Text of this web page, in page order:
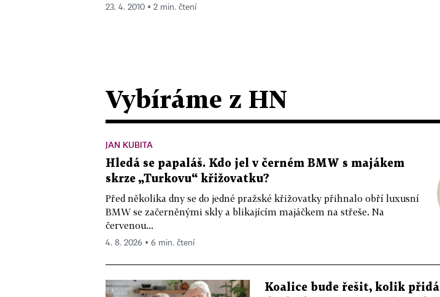
23. 4. 2010 ▪ 2 min. čtení
Vybíráme z HN
JAN KUBITA
Hledá se papaláš. Kdo jel v černém BMW s majákem
skrze „Turkovu“ křižovatku?
Před několika dny se do jedné pražské křižovatky přihnalo obří luxusní
BMW se začerněnými skly a blikajícím majáčkem na střeše. Na
červenou...
4. 8. 2026 ▪ 6 min. čtení
Koalice bude řešit, kolik přidá